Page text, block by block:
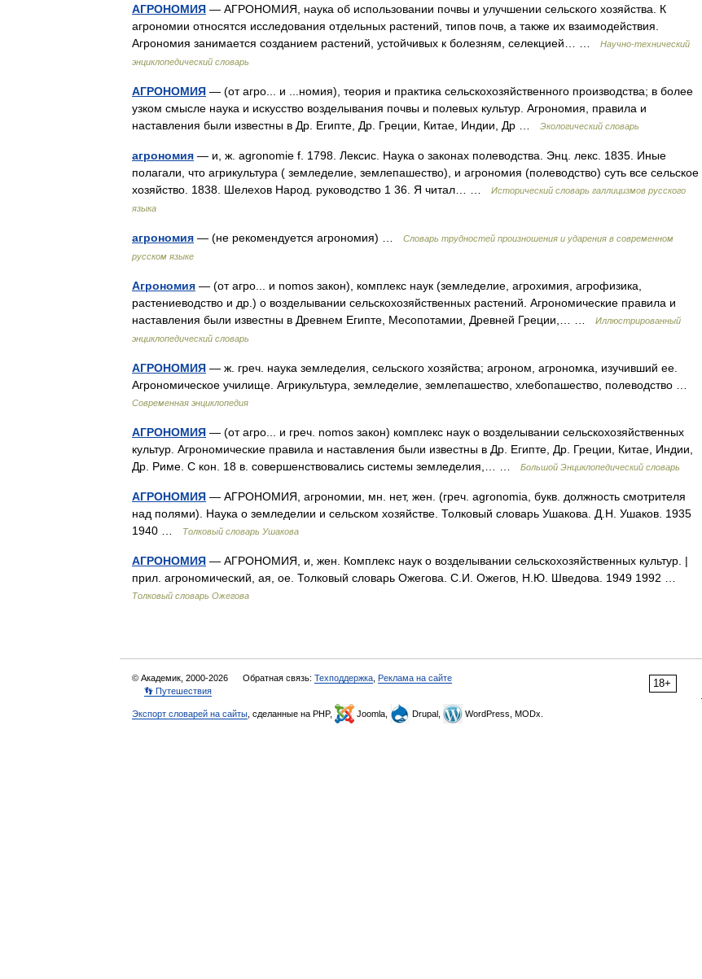
АГРОНОМИЯ — АГРОНОМИЯ, наука об использовании почвы и улучшении сельского хозяйства. К
агрономии относятся исследования отдельных растений, типов почв, а также их взаимодействия.
Агрономия занимается созданием растений, устойчивых к болезням, селекцией… …
Научно-технический
энциклопедический словарь
АГРОНОМИЯ — (от агро... и ...номия), теория и практика сельскохозяйственного производства; в более
узком смысле наука и искусство возделывания почвы и полевых культур. Агрономия, правила и
наставления были известны в Др. Египте, Др. Греции, Китае, Индии, Др …
Экологический словарь
агрономия — и, ж. agronomie f. 1798. Лексис. Наука о законах полеводства. Энц. лекс. 1835. Иные
полагали, что агрикультура ( земледелие, землепашество), и агрономия (полеводство) суть все сельское
хозяйство. 1838. Шелехов Народ. руководство 1 36. Я читал… …
Исторический словарь галлицизмов русского
языка
агрономия — (не рекомендуется агрономия) …
Словарь трудностей произношения и ударения в современном
русском языке
Агрономия — (от агро... и nomos закон), комплекс наук (земледелие, агрохимия, агрофизика,
растениеводство и др.) о возделывании сельскохозяйственных растений. Агрономические правила и
наставления были известны в Древнем Египте, Месопотамии, Древней Греции,… …
Иллюстрированный
энциклопедический словарь
АГРОНОМИЯ — ж. греч. наука земледелия, сельского хозяйства; агроном, агрономка, изучивший ее.
Агрономическое училище. Агрикультура, земледелие, землепашество, хлебопашество, полеводство …
Современная энциклопедия
АГРОНОМИЯ — (от агро... и греч. nomos закон) комплекс наук о возделывании сельскохозяйственных
культур. Агрономические правила и наставления были известны в Др. Египте, Др. Греции, Китае, Индии,
Др. Риме. С кон. 18 в. совершенствовались системы земледелия,… …
Большой Энциклопедический словарь
АГРОНОМИЯ — АГРОНОМИЯ, агрономии, мн. нет, жен. (греч. agronomia, букв. должность смотрителя
над полями). Наука о земледелии и сельском хозяйстве. Толковый словарь Ушакова. Д.Н. Ушаков. 1935
1940 …
Толковый словарь Ушакова
АГРОНОМИЯ — АГРОНОМИЯ, и, жен. Комплекс наук о возделывании сельскохозяйственных культур. |
прил. агрономический, ая, ое. Толковый словарь Ожегова. С.И. Ожегов, Н.Ю. Шведова. 1949 1992 …
Толковый словарь Ожегова
18+
© Академик, 2000-2026 Обратная связь: Техподдержка Реклама на сайте
👣 Путешествия
Экспорт словарей на сайты , сделанные на PHP, Joomla, Drupal, WordPress, MODx.